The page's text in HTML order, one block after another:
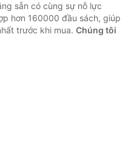
sẵn có cùng sự nỗ lực
hơn 160000 đầu sách, giúp
trước khi mua. Chúng tôi